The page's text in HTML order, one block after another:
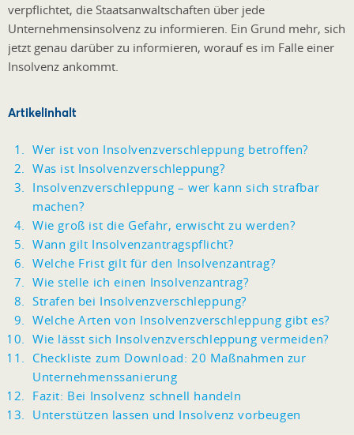
verpflichtet, die Staatsanwaltschaften über jede
Unternehmensinsolvenz zu informieren. Ein Grund mehr, sich
jetzt genau darüber zu informieren, worauf es im Falle einer
Insolvenz ankommt.
Artikelinhalt
Wer ist von Insolvenzverschleppung betroffen?
Was ist Insolvenzverschleppung?
Insolvenzverschleppung – wer kann sich strafbar
machen?
Wie groß ist die Gefahr, erwischt zu werden?
Wann gilt Insolvenzantragspflicht?
Welche Frist gilt für den Insolvenzantrag?
Wie stelle ich einen Insolvenzantrag?
Strafen bei Insolvenzverschleppung?
Welche Arten von Insolvenzverschleppung gibt es?
Wie lässt sich Insolvenzverschleppung vermeiden?
Checkliste zum Download: 20 Maßnahmen zur
Unternehmenssanierung
Fazit: Bei Insolvenz schnell handeln
Unterstützen lassen und Insolvenz vorbeugen